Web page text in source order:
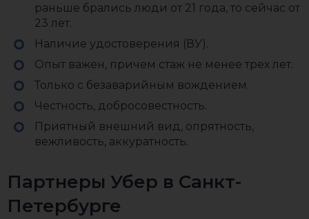
раньше брались люди от 21 года, то сейчас от
23 лет.
Наличие удостоверения (ВУ).
Опыт важен, причем стаж не менее трех лет.
Только с безаварийным вождением.
Честность, добросовестность.
Приятный внешний вид, опрятность,
вежливость, аккуратность.
Партнеры Убер в Санкт-
Петербурге